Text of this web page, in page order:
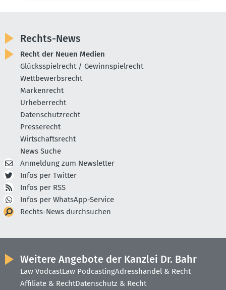
Rechts-News
Recht der Neuen Medien
Glücksspielrecht / Gewinnspielrecht
Wettbewerbsrecht
Markenrecht
Urheberrecht
Datenschutzrecht
Presserecht
Wirtschaftsrecht
News Suche
Anmeldung zum Newsletter
Infos per Twitter
Infos per RSS
Infos per WhatsApp-Service
Rechts-News durchsuchen
Weitere Angebote der Kanzlei Dr. Bahr
Law VodcastLaw PodcastingAdresshandel & Recht
Affiliate & RechtDatenschutz & Recht